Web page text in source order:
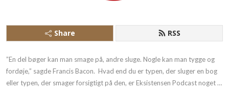
Share RSS
”En del bøger kan man smage på, andre sluge. Nogle kan man tygge og
fordøje,” sagde Francis Bacon.  Hvad end du er typen, der sluger en bog
eller typen, der smager forsigtigt på den, er Eksistensen Podcast noget